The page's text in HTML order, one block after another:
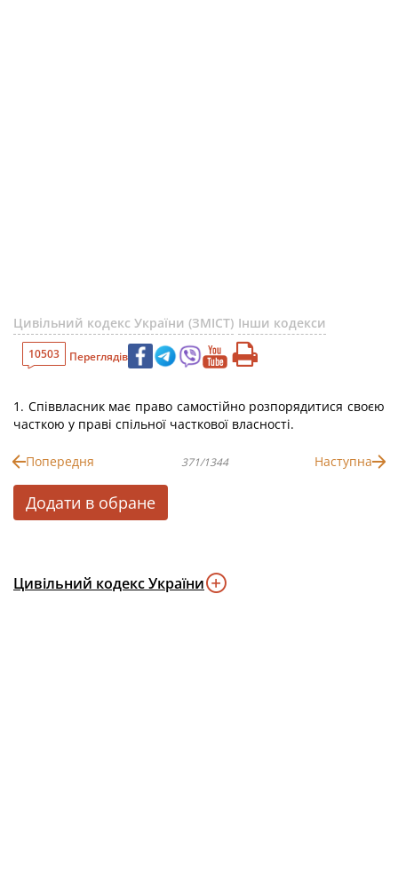
Цивільний кодекс України (ЗМІСТ) Інши кодекси
10503 Переглядів
1. Співвласник має право самостійно розпорядитися своєю
часткою у праві спільної часткової власності.
Попередня 371/1344 Наступна
Додати в обране
Цивільний кодекс України